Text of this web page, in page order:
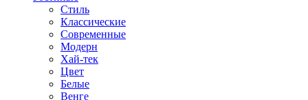
Стиль
Классические
Современные
Модерн
Хай-тек
Цвет
Белые
Венге